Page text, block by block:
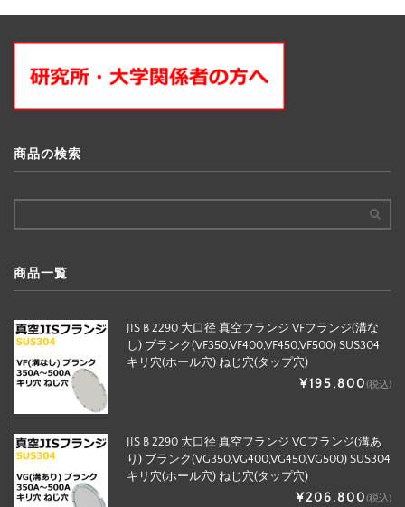
商品の検索
商品一覧
JIS B 2290 大口径 真空フランジ VFフランジ(溝な
し) ブランク(VF350,VF400,VF450,VF500) SUS304
キリ穴(ホール穴) ねじ穴(タップ穴)
¥195,800(税込)
JIS B 2290 大口径 真空フランジ VGフランジ(溝あ
り) ブランク(VG350,VG400,VG450,VG500) SUS304
キリ穴(ホール穴) ねじ穴(タップ穴)
¥206,800(税込)